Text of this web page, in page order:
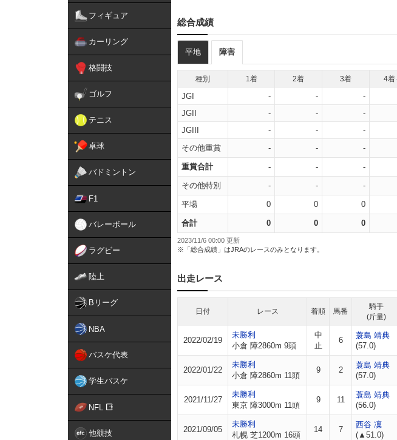
フィギュア
カーリング
格闘技
ゴルフ
テニス
卓球
バドミントン
F1
バレーボール
ラグビー
陸上
Bリーグ
NBA
バスケ代表
学生バスケ
NFL
他競技
総合成績
平地 障害
種別 1着 2着 3着 4着
JGI - - -
JGII
- - -
JGIII
- - -
その他重賞
- - -
重賞合計 - - -
その他特別 - - -
平場 0 0 0
合計 0 0 0
2023/11/6 00:00 更新
※「総合成績」はJRAのレースのみとなります。
出走レース
日付 レース 着順 馬番
騎手
(斤量)
2022/02/19
未勝利
小倉 障2860m 9頭
中
止
6
蓑島 靖典
(57.0)
2022/01/22
未勝利
小倉 障2860m 11頭
9 2
蓑島 靖典
(57.0)
2021/11/27
未勝利
東京 障3000m 11頭
9 11
蓑島 靖典
(56.0)
2021/09/05
未勝利
札幌 芝1200m 16頭
14 7
西谷 凜
(▲51.0)